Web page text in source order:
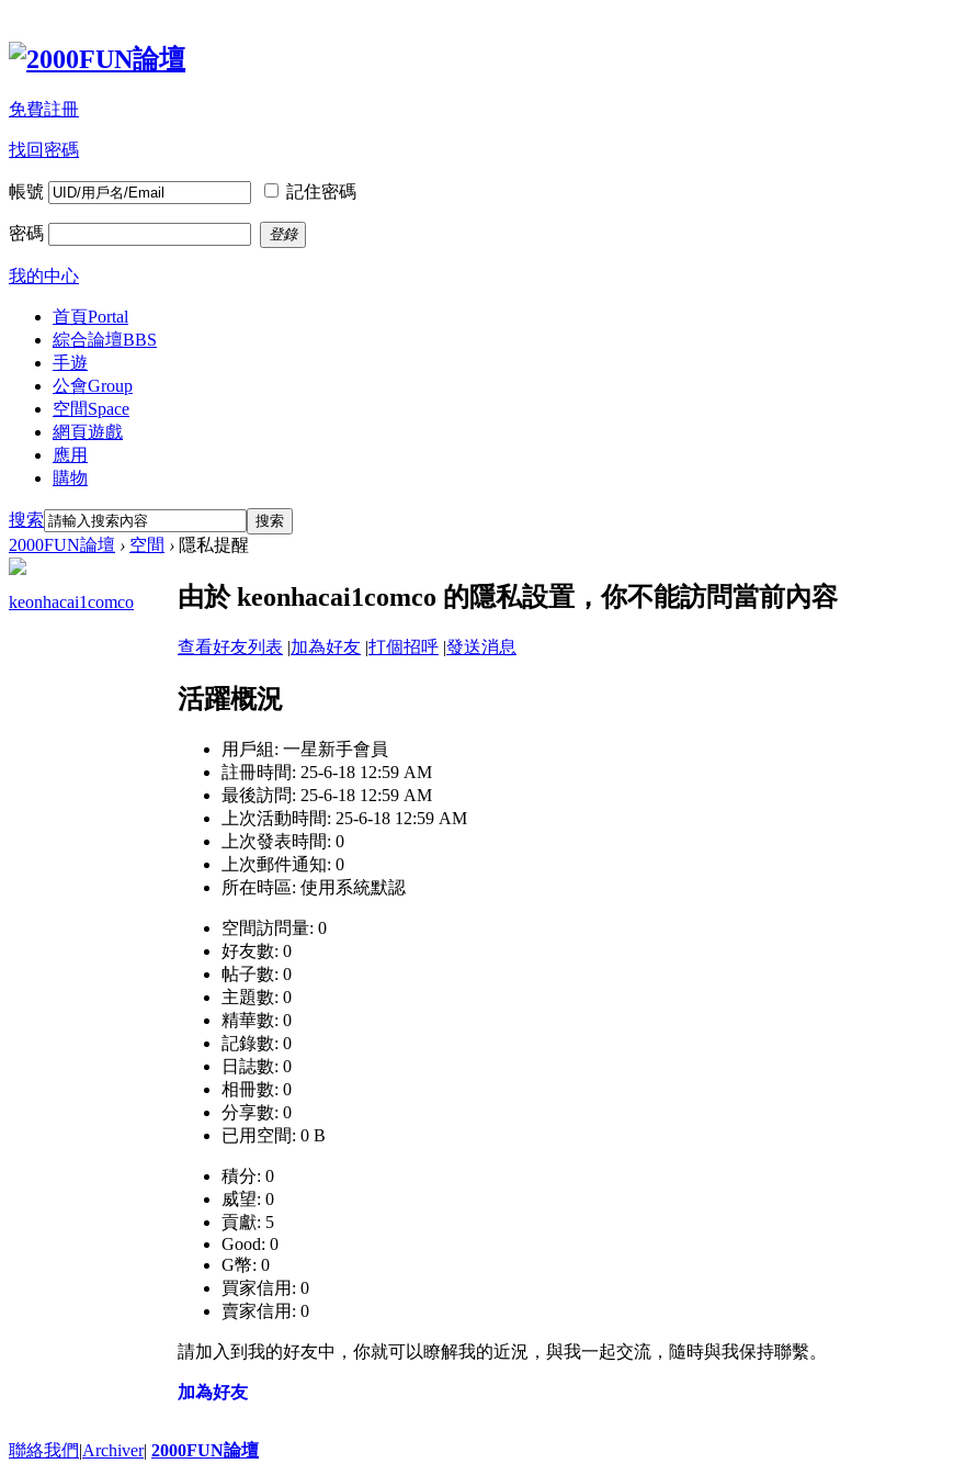
免費註冊
找回密碼
帳號 記住密碼
密碼 登錄
我的中心
首頁Portal
綜合論壇BBS
手遊
公會Group
空間Space
網頁遊戲
應用
購物
搜索 搜索
2000FUN論壇 › 空間 › 隱私提醒
keonhacai1comco 由於 keonhacai1comco 的隱私設置，你不能訪問當前內容
查看好友列表 |加為好友 |打個招呼 |發送消息
活躍概況
用戶組: 一星新手會員
註冊時間: 25-6-18 12:59 AM
最後訪問: 25-6-18 12:59 AM
上次活動時間: 25-6-18 12:59 AM
上次發表時間: 0
上次郵件通知: 0
所在時區: 使用系統默認
空間訪問量: 0
好友數: 0
帖子數: 0
主題數: 0
精華數: 0
記錄數: 0
日誌數: 0
相冊數: 0
分享數: 0
已用空間: 0 B
積分: 0
威望: 0
貢獻: 5
Good: 0
G幣: 0
買家信用: 0
賣家信用: 0
請加入到我的好友中，你就可以瞭解我的近況，與我一起交流，隨時與我保持聯繫。
加為好友
聯絡我們|Archiver| 2000FUN論壇